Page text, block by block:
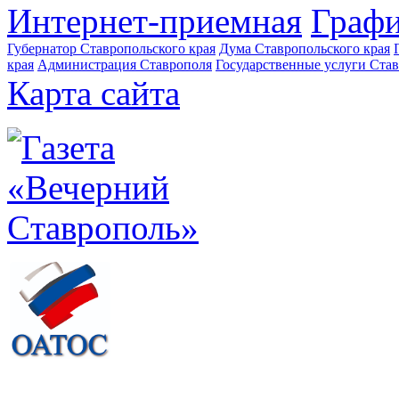
Интернет-приемная
Губернатор Ставропольского края Дума Ставропольского края
края Администрация Ставрополя Государственные услуги
Карта сайта